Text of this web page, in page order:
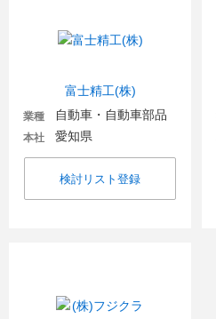
富士精工(株)
業種 自動車・自動車部品
本社 愛知県
検討リスト登録